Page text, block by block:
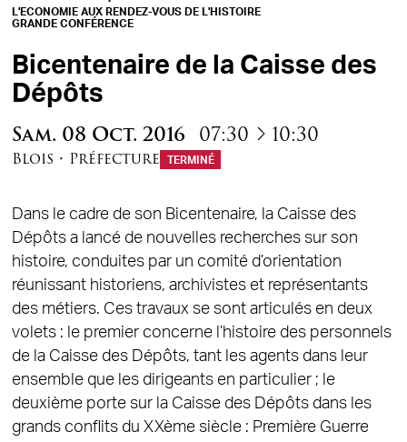
L'ECONOMIE AUX RENDEZ-VOUS DE L'HISTOIRE
GRANDE CONFÉRENCE
Bicentenaire de la Caisse des
Dépôts
Sam. 08 Oct. 2016 07:30 à10:30
Blois • Préfecture TERMINÉ
Dans le cadre de son Bicentenaire, la Caisse des
Dépôts a lancé de nouvelles recherches sur son
histoire, conduites par un comité d’orientation
réunissant historiens, archivistes et représentants
des métiers. Ces travaux se sont articulés en deux
volets : le premier concerne l’histoire des personnels
de la Caisse des Dépôts, tant les agents dans leur
ensemble que les dirigeants en particulier ; le
deuxième porte sur la Caisse des Dépôts dans les
grands conflits du XXème siècle : Première Guerre